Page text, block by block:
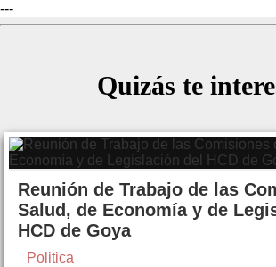
---
Quizás te
Reunión de Trabajo de las
Salud, de Economía y de
HCD de Goya
Politica